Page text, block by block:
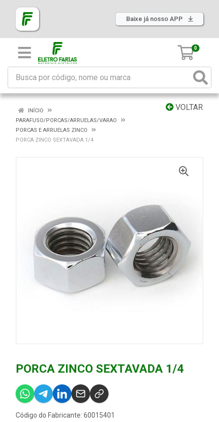
Baixe já nosso APP
0
VOLTAR
INÍCIO
PARAFUSO/PORCAS/ARRUELAS/VARAO
PORCAS E ARRUELAS ZINCO
PORCA ZINCO SEXTAVADA 1/4
PORCA ZINCO SEXTAVADA 1/4
Código do Fabricante: 60015401